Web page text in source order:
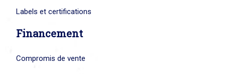
Labels et certifications
Financement
Compromis de vente